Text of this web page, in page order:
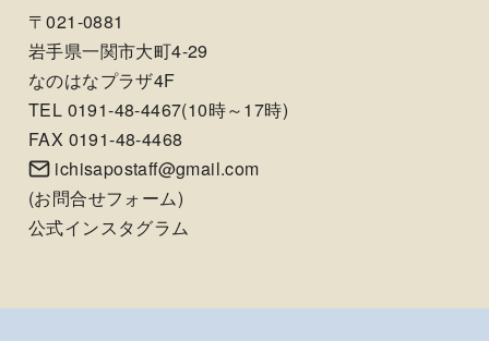
〒021-0881
岩手県一関市大町4-29
なのはなプラザ4F
TEL 0191-48-4467(10時～17時)
FAX 0191-48-4468
ichisapostaff@gmail.com
(お問合せフォーム)
公式インスタグラム